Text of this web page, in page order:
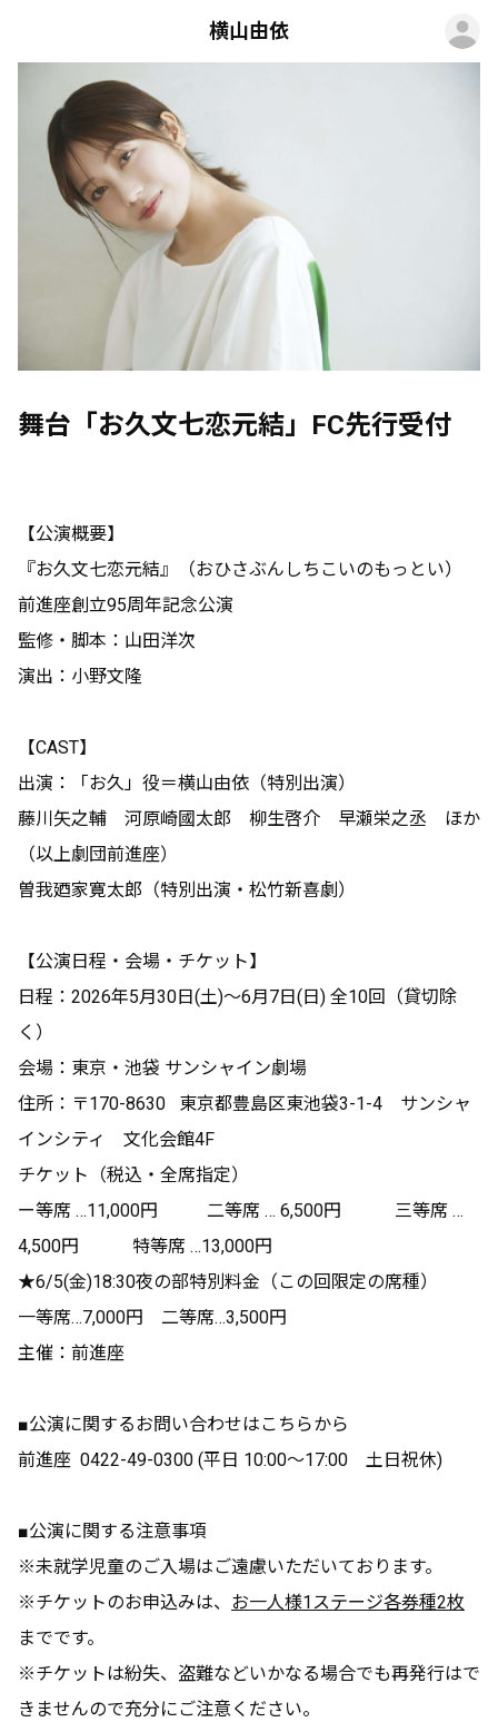
横山由依
舞台「お久文七恋元結」FC先行受付
【公演概要】
『お久文七恋元結』（おひさぶんしちこいのもっとい）
前進座創立95周年記念公演
監修・脚本：山田洋次
演出：小野文隆
【CAST】
出演：「お久」役＝横山由依（特別出演）
藤川矢之輔 河原崎國太郎 柳生啓介 早瀬栄之丞 ほか
（以上劇団前進座）
曽我廼家寛太郎（特別出演・松竹新喜劇）
【公演日程・会場・チケット】
日程：2026年5月30日(土)～6月7日(日) 全10回（貸切除
く）
会場：東京・池袋 サンシャイン劇場
住所：〒170-8630 東京都豊島区東池袋3-1-4 サンシャ
インシティ 文化会館4F
チケット（税込・全席指定）
ー等席 …11,000円 二等席 … 6,500円 三等席 …
4,500円 特等席 …13,000円
★6/5(金)18:30夜の部特別料金（この回限定の席種）
一等席…7,000円 二等席…3,500円
主催：前進座
■公演に関するお問い合わせはこちらから
前進座 0422-49-0300 (平日 10:00～17:00 土日祝休)
■公演に関する注意事項
※未就学児童のご入場はご遠慮いただいております。
※チケットのお申込みは、 お一人様1ステージ各券種2枚
までです。
※チケットは紛失、盗難などいかなる場合でも再発行はで
きませんので充分にご注意ください。